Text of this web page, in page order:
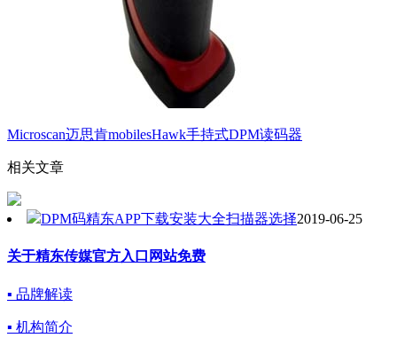
Microscan迈思肯mobilesHawk手持式DPM读码器
相关文章
DPM码精东APP下载安装大全扫描器选择2019-06-25
关于精东传媒官方入口网站免费
▪ 品牌解读
▪ 机构简介